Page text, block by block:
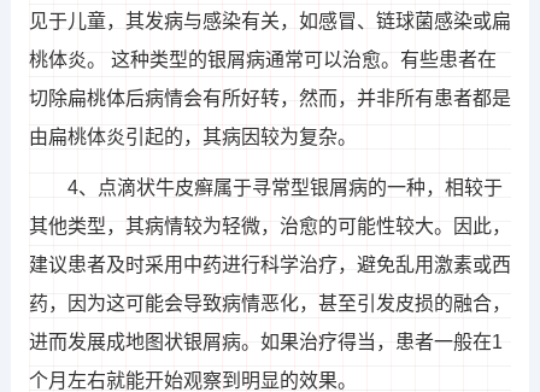
见于儿童，其发病与感染有关，如感冒、链球菌感染或扁
桃体炎。 这种类型的银屑病通常可以治愈。有些患者在
切除扁桃体后病情会有所好转，然而，并非所有患者都是
由扁桃体炎引起的，其病因较为复杂。
4、点滴状牛皮癣属于寻常型银屑病的一种，相较于
其他类型，其病情较为轻微，治愈的可能性较大。因此，
建议患者及时采用中药进行科学治疗，避免乱用激素或西
药，因为这可能会导致病情恶化，甚至引发皮损的融合，
进而发展成地图状银屑病。如果治疗得当，患者一般在1
个月左右就能开始观察到明显的效果。